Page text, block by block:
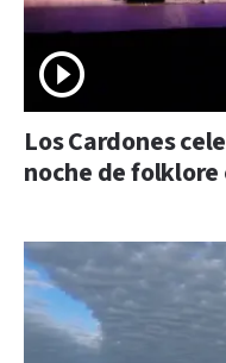
Los Cardones
noche de folklore